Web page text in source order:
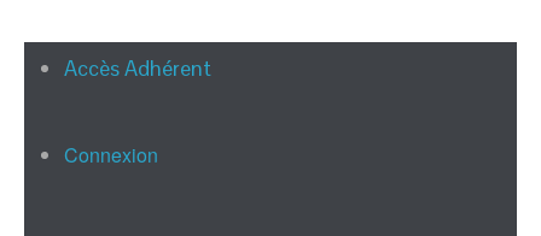
Accès Adhérent
Connexion